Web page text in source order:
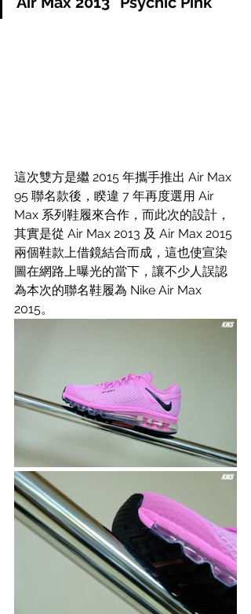
這次雙方是繼 2015 年攜手推出 Air Max
95 聯名款後，睽違 7 年再度選用 Air
Max 系列鞋履來合作，而此次的設計，
其實是從 Air Max 2013 及 Air Max 2015
兩個鞋款上借鏡結合而成，這也使宣染
圖在網路上曝光的當下，讓不少人誤認
為本次的聯名鞋履為 Nike Air Max
2015。